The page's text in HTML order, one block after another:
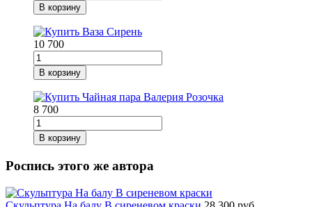
В корзину
10 700
В корзину
8 700
В корзину
Роспись этого же автора